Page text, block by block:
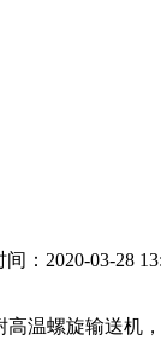
间：2020-03-28
温螺旋输送机